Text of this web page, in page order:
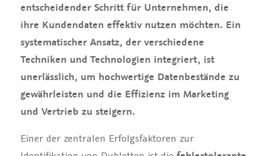
entscheidender Schritt für Unternehmen, die
ihre Kundendaten effektiv nutzen möchten. Ein
systematischer Ansatz, der verschiedene
Techniken und Technologien integriert, ist
unerlässlich, um hochwertige Datenbestände zu
gewährleisten und die Effizienz im Marketing
und Vertrieb zu steigern.
Einer der zentralen Erfolgsfaktoren zur